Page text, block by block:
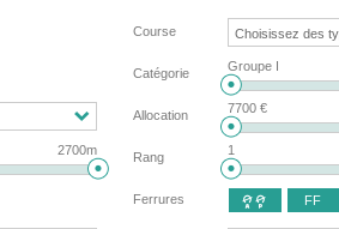
2700m
Course
Catégorie Groupe I
Allocation 7700 €
Rang 1
Ferrures  FF